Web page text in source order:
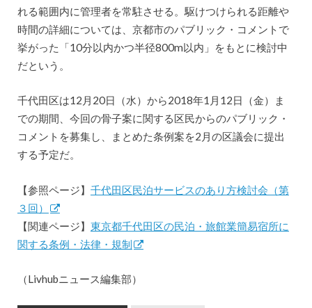
れる範囲内に管理者を常駐させる。駆けつけられる距離や
時間の詳細については、京都市のパブリック・コメントで
挙がった「10分以内かつ半径800m以内」をもとに検討中
だという。
千代田区は12月20日（水）から2018年1月12日（金）ま
での期間、今回の骨子案に関する区民からのパブリック・
コメントを募集し、まとめた条例案を2月の区議会に提出
する予定だ。
【参照ページ】 千代田区民泊サービスのあり方検討会（第
３回）
【関連ページ】 東京都千代田区の民泊・旅館業簡易宿所に
関する条例・法律・規制
（Livhubニュース編集部）